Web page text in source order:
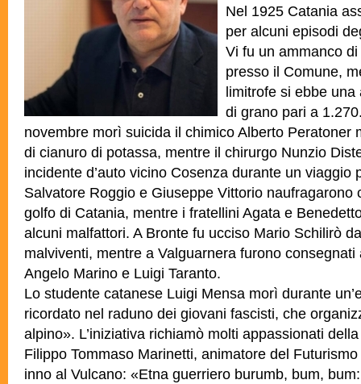
Nel 1925 Catania
per alcuni episodi
Vi fu un ammanco
presso il Comune,
limitrofe si ebbe
di grano pari a
novembre morì suicida il chimico Alberto Peratoner
di cianuro di potassa, mentre il chirurgo Nunzio
incidente d’auto vicino Cosenza durante un viaggio
Salvatore Roggio e Giuseppe Vittorio naufragarono
golfo di Catania, mentre i fratellini Agata e
alcuni malfattori. A Bronte fu ucciso Mario Schilirò
malviventi, mentre a Valguarnera furono
Angelo Marino e Luigi Taranto.
Lo studente catanese Luigi Mensa morì durante
ricordato nel raduno dei giovani fascisti, che
alpino». L’iniziativa richiamò molti appassionati
Filippo Tommaso Marinetti, animatore del
inno al Vulcano: «Etna guerriero burumb, bum,